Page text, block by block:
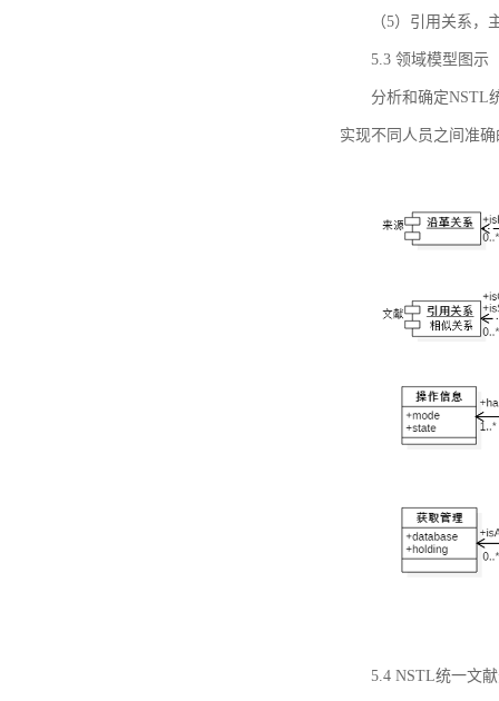
（5）引用关系，
5.3 领域模型图示
分析和确定NSTL
实现不同人员之间准
5.4 NSTL统一文